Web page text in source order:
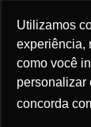
Utilizamos
experiência,
como você
personalizar
concorda